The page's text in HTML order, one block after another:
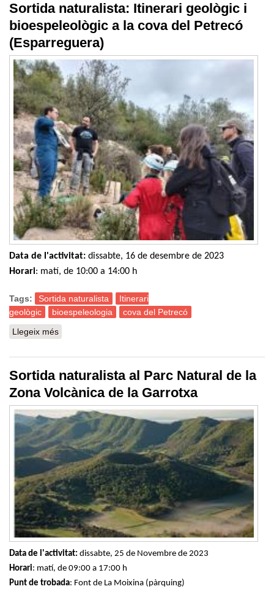
Sortida naturalista: Itinerari geològic i
bioespeleològic a la cova del Petrecó
(Esparreguera)
Data de l'activitat: dissabte, 16 de desembre de 2023
Horari: matí, de 10:00 a 14:00 h
Tags: Sortida naturalista
Itinerari
geològic
bioespeleologia
cova del Petrecó
Llegeix més
Sortida naturalista al Parc Natural de la
Zona Volcànica de la Garrotxa
Data de l'activitat: dissabte, 25 de Novembre de 2023
Horari: matí, de 09:00 a 17:00 h
Punt de trobada: Font de La Moixina (pàrquing)